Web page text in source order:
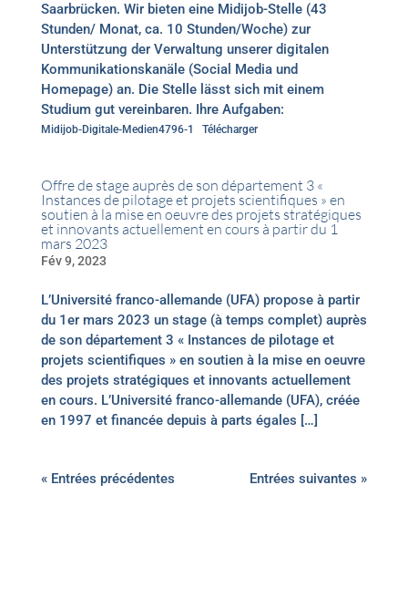
Saarbrücken. Wir bieten eine Midijob-Stelle (43
Stunden/ Monat, ca. 10 Stunden/Woche) zur
Unterstützung der Verwaltung unserer digitalen
Kommunikationskanäle (Social Media und
Homepage) an. Die Stelle lässt sich mit einem
Studium gut vereinbaren. Ihre Aufgaben:
Midijob-Digitale-Medien4796-1 Télécharger
Offre de stage auprès de son département 3 «
Instances de pilotage et projets scientifiques » en
soutien à la mise en oeuvre des projets stratégiques
et innovants actuellement en cours à partir du 1
mars 2023
Fév 9, 2023
L’Université franco-allemande (UFA) propose à partir
du 1er mars 2023 un stage (à temps complet) auprès
de son département 3 « Instances de pilotage et
projets scientifiques » en soutien à la mise en oeuvre
des projets stratégiques et innovants actuellement
en cours. L’Université franco-allemande (UFA), créée
en 1997 et financée depuis à parts égales […]
« Entrées précédentes Entrées suivantes »